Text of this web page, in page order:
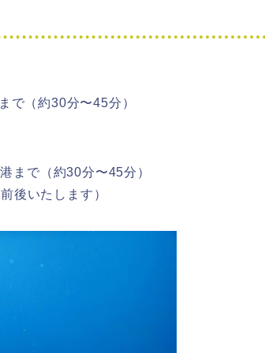
（約30分〜45分）
まで（約30分〜45分）
後いたします）